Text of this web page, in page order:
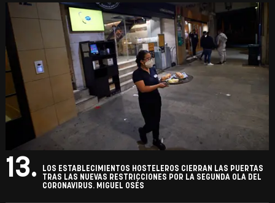
13.
LOS ESTABLECIMIENTOS HOSTELEROS CIERRAN LAS PUERTAS
TRAS LAS NUEVAS RESTRICCIONES POR LA SEGUNDA OLA DEL
CORONAVIRUS. MIGUEL OSÉS